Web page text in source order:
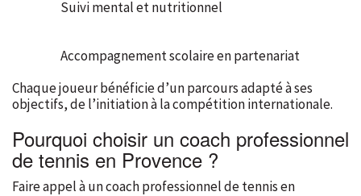
Suivi mental et nutritionnel
Accompagnement scolaire en partenariat
Chaque joueur bénéficie d’un parcours adapté à ses
objectifs, de l’initiation à la compétition internationale.
Pourquoi choisir un coach professionnel
de tennis en Provence ?
Faire appel à un coach professionnel de tennis en